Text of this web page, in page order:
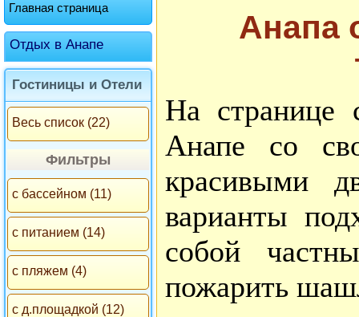
Главная страница
Отдых в Анапе
Гостиницы и Отели
Весь список (22)
Фильтры
с бассейном (11)
с питанием (14)
с пляжем (4)
с д.площадкой (12)
Анапа
На странице
Анапе со
красивыми
варианты
собой
пожарить